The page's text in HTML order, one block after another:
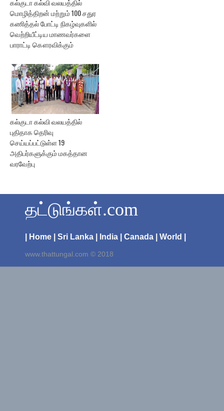
கல்குடா கல்வி வலயத்தில்
மொழித்திறன் மற்றும் 100 சதுர
கணித்தல் போட்டி நிகழ்வுகளில்
வெற்றியீட்டிய மாணவர்களை
பாராட்டி கௌரவிக்கும்
கல்குடா கல்வி வலயத்தில்
புதிதாக தெரிவு
செய்யப்பட்டுள்ள 19
அதிபர்களுக்கும் மகத்தான
வரவேற்பு
தட்டுங்கள்.com
| Home | Sri Lanka | India | Canada | World |
www.thattungal.com © 2018